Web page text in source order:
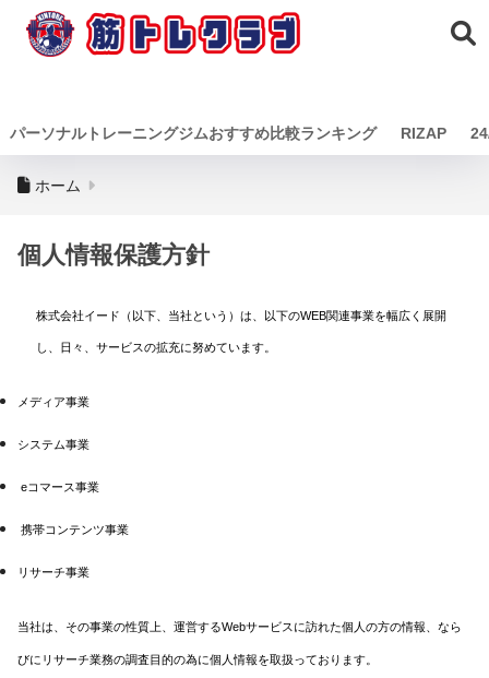
筋トレクラ
パーソナルトレーニングジムおすすめ比較ランキング RIZAP
ホーム
個人情報保護方針
株式会社イード（以下、当社という）は、以下のWEB関連事業を幅広く展開
し、日々、サービスの拡充に努めています。
メディア事業
システム事業
eコマース事業
携帯コンテンツ事業
リサーチ事業
当社は、その事業の性質上、運営するWebサービスに訪れた個人の方の情報、なら
びにリサーチ業務の調査目的の為に個人情報を取扱っております。